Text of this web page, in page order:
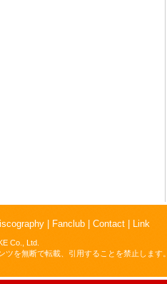
| Fanclub| Contact| Link
Co., Ltd.
を無断で転載、引用することを禁止します。